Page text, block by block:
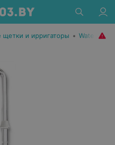
щетки и ирригаторы • Waterpik